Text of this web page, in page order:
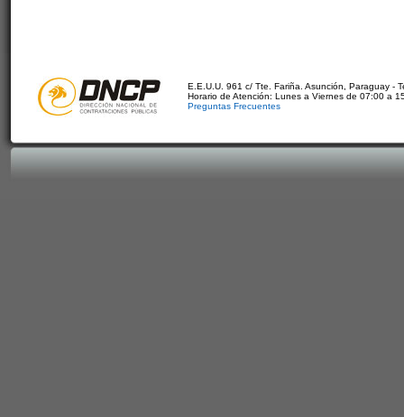
E.E.U.U. 961 c/ Tte. Fariña. Asunción, Paraguay -
Horario de Atención: Lunes a Viernes de 07:00 a
Preguntas Frecuentes